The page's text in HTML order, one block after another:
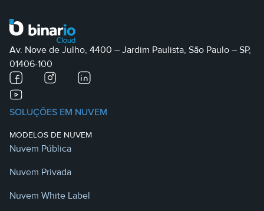
Av. Nove de Julho, 4400 – Jardim Paulista, São Paulo – SP,
01406-100
SOLUÇÕES EM NUVEM
MODELOS DE NUVEM
Nuvem Pública
Nuvem Privada
Nuvem White Label